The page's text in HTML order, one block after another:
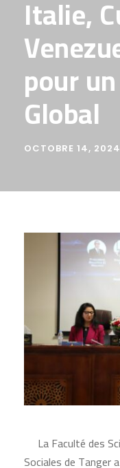
Italie,
pour
Global
OCTOBRE 14, 2024
La Faculté des
Sociales de Tanger